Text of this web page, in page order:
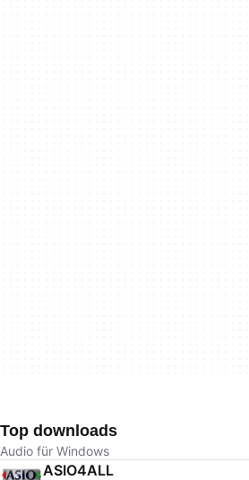
Top downloads
Audio für Windows
ASIO4ALL